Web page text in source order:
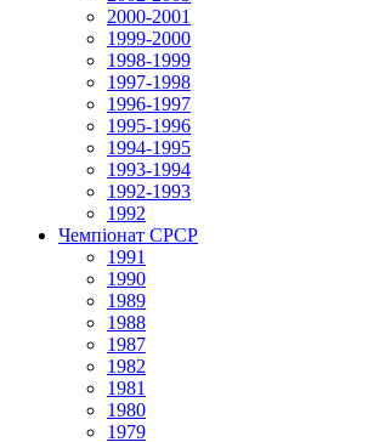
2000-2001
1999-2000
1998-1999
1997-1998
1996-1997
1995-1996
1994-1995
1993-1994
1992-1993
1992
Чемпіонат СРСР
1991
1990
1989
1988
1987
1982
1981
1980
1979